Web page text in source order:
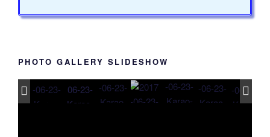
PHOTO GALLERY SLIDESHOW